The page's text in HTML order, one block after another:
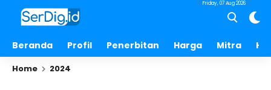
Beranda Profil Penerbitan Harga Mitra
Friday, 07 Aug 2026
Home 2024